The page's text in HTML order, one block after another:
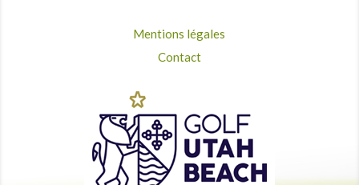
Mentions légales
Contact